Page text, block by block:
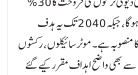
حصہ EVs پر مشتمل ہوگا، جبکہ 2040 تک یہ ہدف
منصوبہ ہے۔ موٹر سائیکلوں، رکشوں
بھی واضح اہداف مقرر کیے گئے